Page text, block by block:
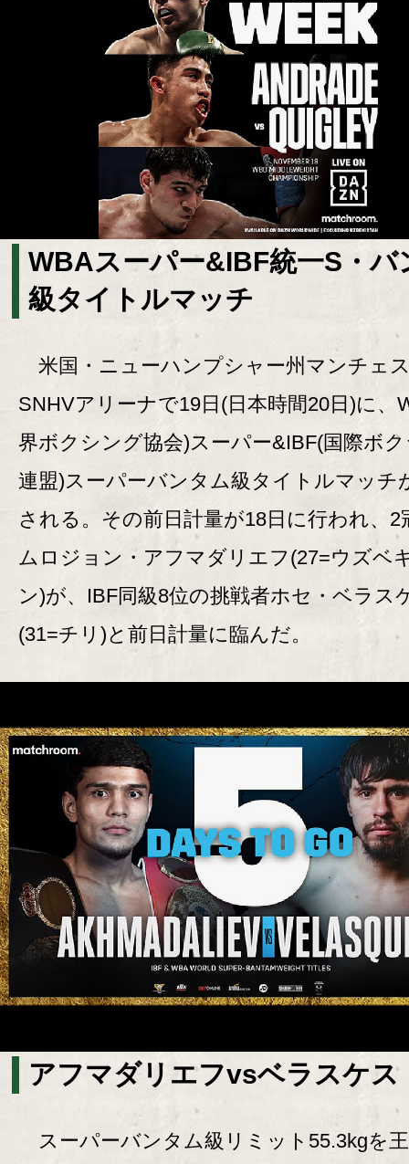
WBAスーパー&IBF統一S・バ
級タイトルマッチ
米国・ニューハンプシャー州マンチェ
SNHVアリーナで19日(日本時間20日)に、
界ボクシング協会)スーパー&IBF(国際ボ
連盟)スーパーバンタム級タイトルマッチ
される。その前日計量が18日に行われ、2
ムロジョン・アフマダリエフ(27=ウズベ
ン)が、IBF同級8位の挑戦者ホセ・ベラス
(31=チリ)と前日計量に臨んだ。
アフマダリエフvsベラスケス
スーパーバンタム級リミット55.3kgを